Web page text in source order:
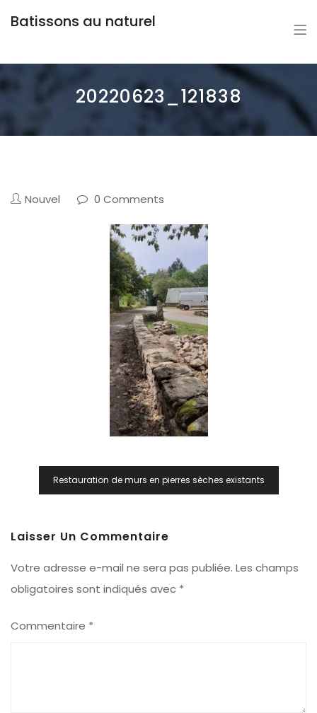
Batissons au naturel
20220623_121838
Nouvel 0 Comments
Navigation
Restauration de murs en pierres sèches existants
Laisser Un Commentaire
Votre adresse e-mail ne sera pas publiée. Les champs
obligatoires sont indiqués avec *
Commentaire *